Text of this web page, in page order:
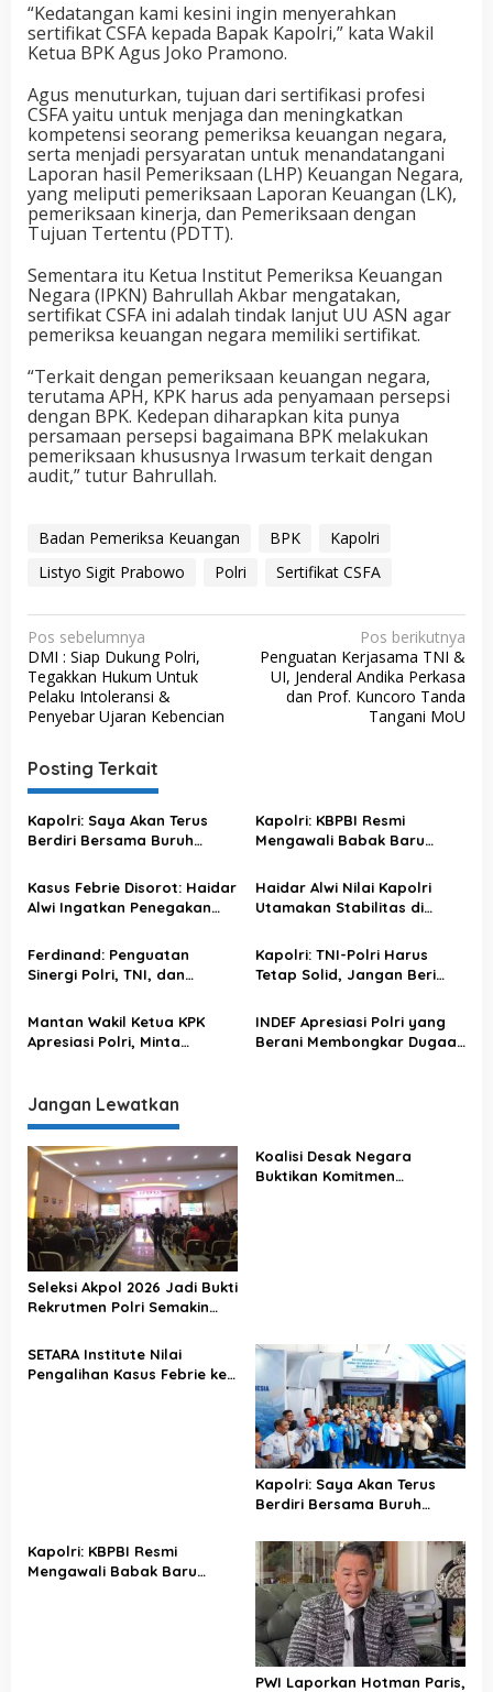
“Kedatangan kami kesini ingin menyerahkan
sertifikat CSFA kepada Bapak Kapolri,” kata Wakil
Ketua BPK Agus Joko Pramono.
Agus menuturkan, tujuan dari sertifikasi profesi
CSFA yaitu untuk menjaga dan meningkatkan
kompetensi seorang pemeriksa keuangan negara,
serta menjadi persyaratan untuk menandatangani
Laporan hasil Pemeriksaan (LHP) Keuangan Negara,
yang meliputi pemeriksaan Laporan Keuangan (LK),
pemeriksaan kinerja, dan Pemeriksaan dengan
Tujuan Tertentu (PDTT).
Sementara itu Ketua Institut Pemeriksa Keuangan
Negara (IPKN) Bahrullah Akbar mengatakan,
sertifikat CSFA ini adalah tindak lanjut UU ASN agar
pemeriksa keuangan negara memiliki sertifikat.
“Terkait dengan pemeriksaan keuangan negara,
terutama APH, KPK harus ada penyamaan persepsi
dengan BPK. Kedepan diharapkan kita punya
persamaan persepsi bagaimana BPK melakukan
pemeriksaan khususnya Irwasum terkait dengan
audit,” tutur Bahrullah.
Badan Pemeriksa Keuangan BPK
Kapolri
Listyo Sigit Prabowo
Polri Sertifikat CSFA
N
a
v
i
g
a
s
i
p
o
s
Pos sebelumnya
DMI : Siap Dukung Polri,
Tegakkan Hukum Untuk
Pelaku Intoleransi &
Penyebar Ujaran Kebencian
Pos berikutnya
Penguatan Kerjasama TNI &
UI, Jenderal Andika Perkasa
dan Prof. Kuncoro Tanda
Tangani MoU
Posting Terkait
Kapolri: Saya Akan Terus
Berdiri Bersama Buruh
Kapolri: KBPBI Resmi
Mengawali Babak Baru
Kasus Febrie Disorot: Haidar
Alwi Ingatkan Penegakan
pada Restu Politik
Haidar Alwi Nilai Kapolri
Utamakan Stabilitas di
Sensitif
Ferdinand: Penguatan
Sinergi Polri, TNI, dan
Menjaga Supremasi Hukum
Kapolri: TNI-Polri Harus
Tetap Solid, Jangan Beri
Mantan Wakil Ketua KPK
Apresiasi Polri, Minta
INDEF Apresiasi Polri yang
Berani Membongkar Dugaan
Jangan Lewatkan
Seleksi Akpol 2026 Jadi Bukti
Rekrutmen Polri Semakin
Koalisi Desak Negara
Buktikan Komitmen
SETARA Institute Nilai
Pengalihan Kasus Febrie ke
Kapolri: Saya Akan Terus
Berdiri Bersama Buruh
Kapolri: KBPBI Resmi
Mengawali Babak Baru
PWI Laporkan Hotman Paris,